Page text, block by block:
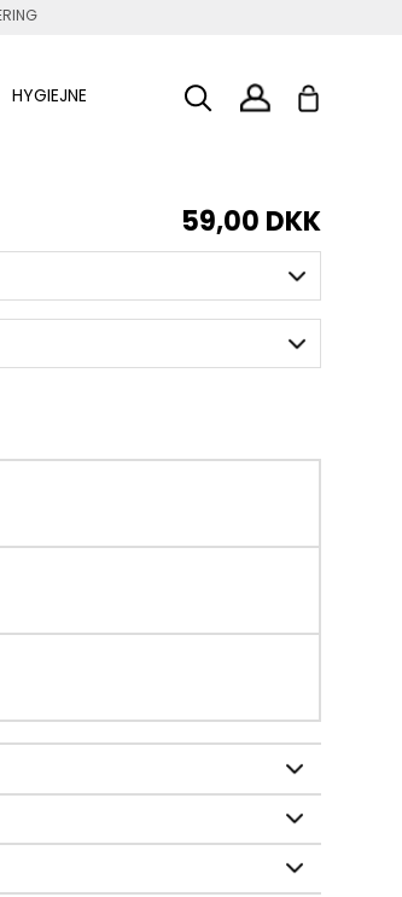
HYGIEJNE
59,00 DKK